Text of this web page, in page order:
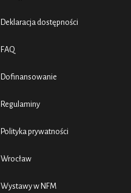
Deklaracja dostępności
FAQ
Dofinansowanie
Regulaminy
Polityka prywatności
Wrocław
Wystawy w NFM